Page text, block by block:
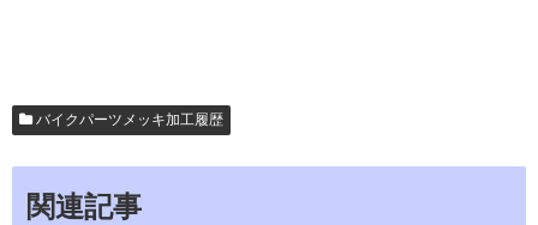
バイクパーツメッキ加工履歴
関連記事